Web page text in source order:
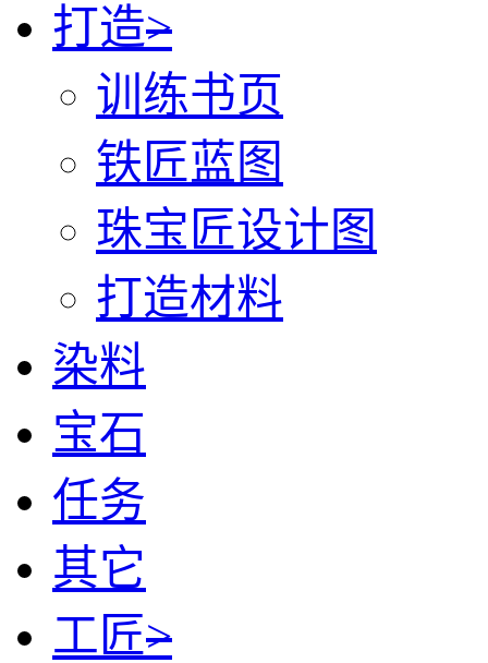
打造>
训练书页
铁匠蓝图
珠宝匠设计图
打造材料
染料
宝石
任务
其它
工匠>